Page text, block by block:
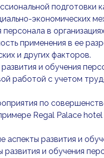
подготовки
экономических
в
применения в ее
и других факторов.
и обучения
работой с учетом
по
Regal Palace
аспекты развития и
и обучения